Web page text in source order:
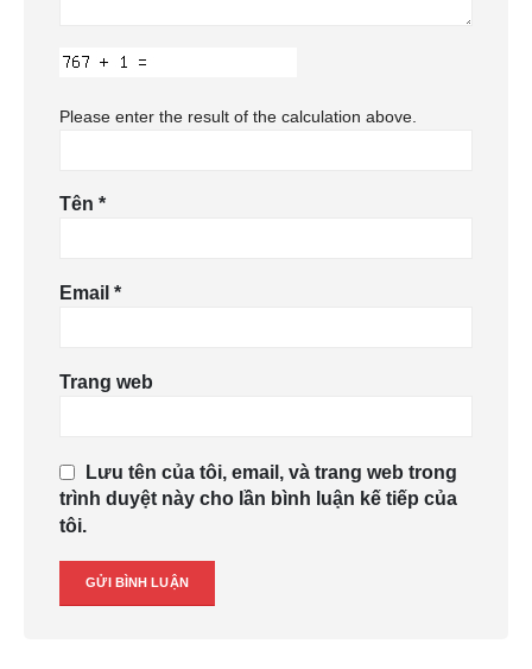
Please enter the result of the calculation above.
Tên *
Email *
Trang web
Lưu tên của tôi, email, và trang web trong
trình duyệt này cho lần bình luận kế tiếp của
tôi.